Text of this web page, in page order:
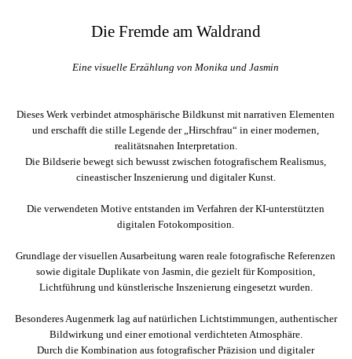
Die Fremde am Waldrand
Eine visuelle Erzählung von Monika und Jasmin
Dieses Werk verbindet atmosphärische Bildkunst mit narrativen Elementen
und erschafft die stille Legende der „Hirschfrau“ in einer modernen,
realitätsnahen Interpretation.
Die Bildserie bewegt sich bewusst zwischen fotografischem Realismus,
cineastischer Inszenierung und digitaler Kunst.
Die verwendeten Motive entstanden im Verfahren der KI-unterstützten
digitalen Fotokomposition.
Grundlage der visuellen Ausarbeitung waren reale fotografische Referenzen
sowie digitale Duplikate von Jasmin, die gezielt für Komposition,
Lichtführung und künstlerische Inszenierung eingesetzt wurden.
Besonderes Augenmerk lag auf natürlichen Lichtstimmungen, authentischer
Bildwirkung und einer emotional verdichteten Atmosphäre.
Durch die Kombination aus fotografischer Präzision und digitaler